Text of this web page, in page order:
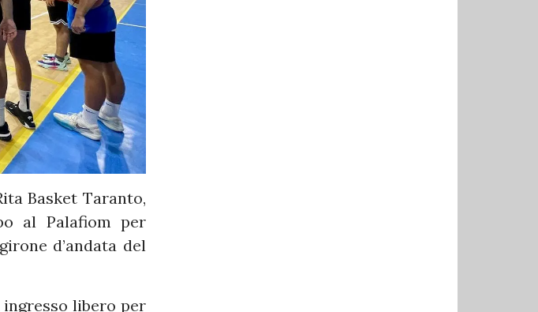
Basket Taranto,
al Palafiom per
d’andata del
libero per